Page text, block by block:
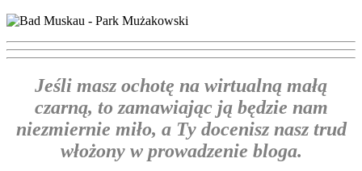
Jeśli masz ochotę na wirtualną małą
czarną, to zamawiając ją będzie nam
niezmiernie miło, a Ty docenisz nasz trud
włożony w prowadzenie bloga.